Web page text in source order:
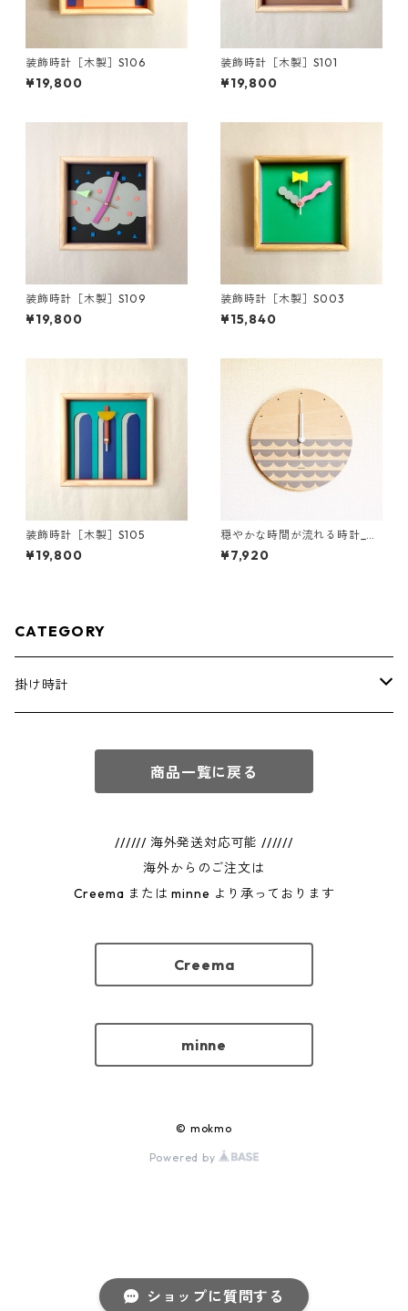
ショップに質問する
装飾時計［木製］S106
¥19,800
装飾時計［木製］S101
¥19,800
装飾時計［木製］S109
¥19,800
装飾時計［木製］S003
¥15,840
装飾時計［木製］S105
¥19,800
穏やかな時間が流れる時計_木
製［掛け時計］E02_Gray
¥7,920
CATEGORY
掛け時計
フルオーダー
商品一覧に戻る
////// 海外発送対応可能 //////
海外からのご注文は
Creema または minne より承っております
Creema
minne
© mokmo
Powered by